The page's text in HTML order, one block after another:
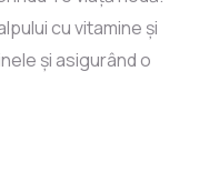
cu vitamine și
și asigurând o